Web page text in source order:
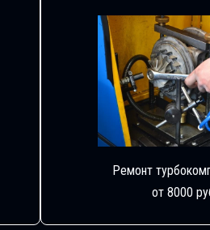
Ремонт
от 8000